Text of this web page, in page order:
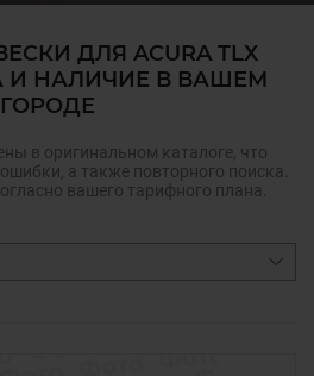
ДЛЯ ACURA TLX
И НАЛИЧИЕ В ВАШЕМ
ГОРОДЕ
в оригинальном каталоге, что
а также повторного поиска.
вашего тарифного плана.